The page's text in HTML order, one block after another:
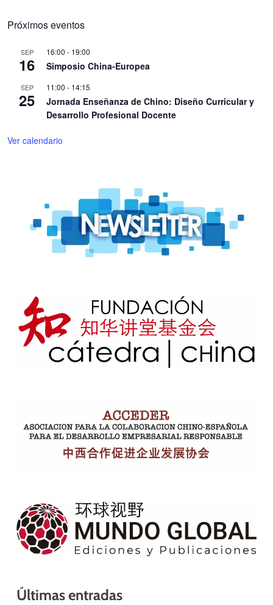
Próximos eventos
SEP
16
16:00 - 19:00
Simposio China-Europea
SEP
25
11:00 - 14:15
Jornada Enseñanza de Chino: Diseño Curricular y
Desarrollo Profesional Docente
Ver calendario
Últimas entradas